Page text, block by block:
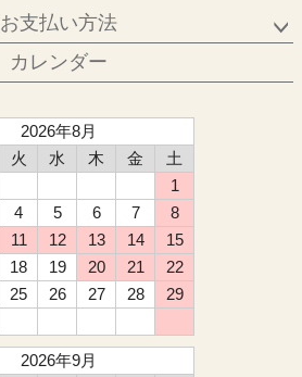
お支払い方法
カレンダー
2026年8月
火 水 木 金
土
1
4 5 6 7
8
11 12 13 14
15
18 19 20 21
22
25 26 27 28
29
2026年9月